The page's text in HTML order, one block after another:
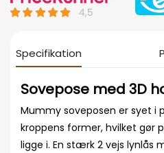
Specifikation
Sovepose med 3D
Mummy soveposen er syet i
kroppens former, hvilket gør
ligge i. En stærk 2 vejs lynlås